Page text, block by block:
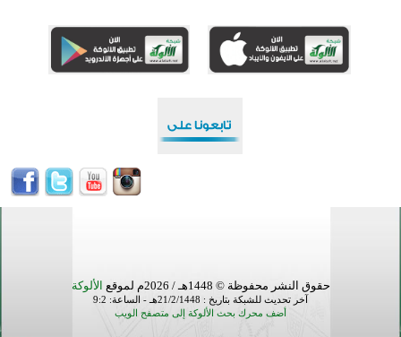
اختتام الدورة التاسعة لمسابقة حفظ وتلاوة القرآن الكريم في أزناكاييف
حقوق النشر محفوظة © 1448هـ / 2026م لموقع الألوكة
آخر تحديث للشبكة بتاريخ : 21/2/1448هـ - الساعة: 9:2
أضف محرك بحث الألوكة إلى متصفح الويب